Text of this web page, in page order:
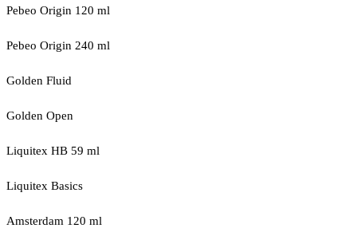
Pebeo Origin 120 ml
Pebeo Origin 240 ml
Golden Fluid
Golden Open
Liquitex HB 59 ml
Liquitex Basics
Amsterdam 120 ml